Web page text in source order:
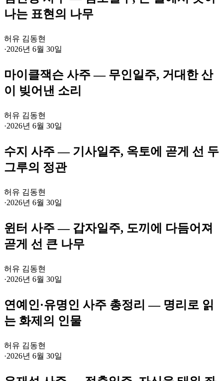
나는 표현의 나무
허유 김동현
·2026년 6월 30일
마이클잭슨 사주 — 무인일주, 거대한 산
이 빚어낸 소리
허유 김동현
·2026년 6월 30일
수지 사주 — 기사일주, 옥토에 곧게 선 두
그루의 정관
허유 김동현
·2026년 6월 30일
윈터 사주 — 갑자일주, 도끼에 다듬어져
곧게 선 큰 나무
허유 김동현
·2026년 6월 30일
연예인·유명인 사주 총정리 — 명리로 읽
는 화제의 인물
허유 김동현
·2026년 6월 30일